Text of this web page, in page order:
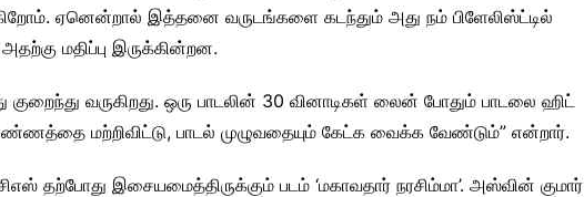
ஏனென்றால் இத்தனை வருடங்களை கடந்தும் அது நம் பிளேலிஸ்ட்டில்
மதிப்பு இருக்கின்றன.
வருகிறது. ஒரு பாடலின் 30 வினாடிகள் லைன் போதும் பாடலை ஹிட்
மற்றிவிட்டு, பாடல் முழுவதையும் கேட்க வைக்க வேண்டும்” என்றார்.
தற்போது இசையமைத்திருக்கும் படம் ‘மகாவதார் நரசிம்மா’. அஸ்வின் குமார்